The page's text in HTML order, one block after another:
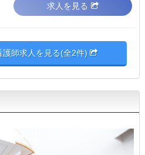
求人を見る
護師求人を見る(全2件)